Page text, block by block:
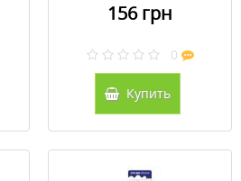
156 грн
0
Купить